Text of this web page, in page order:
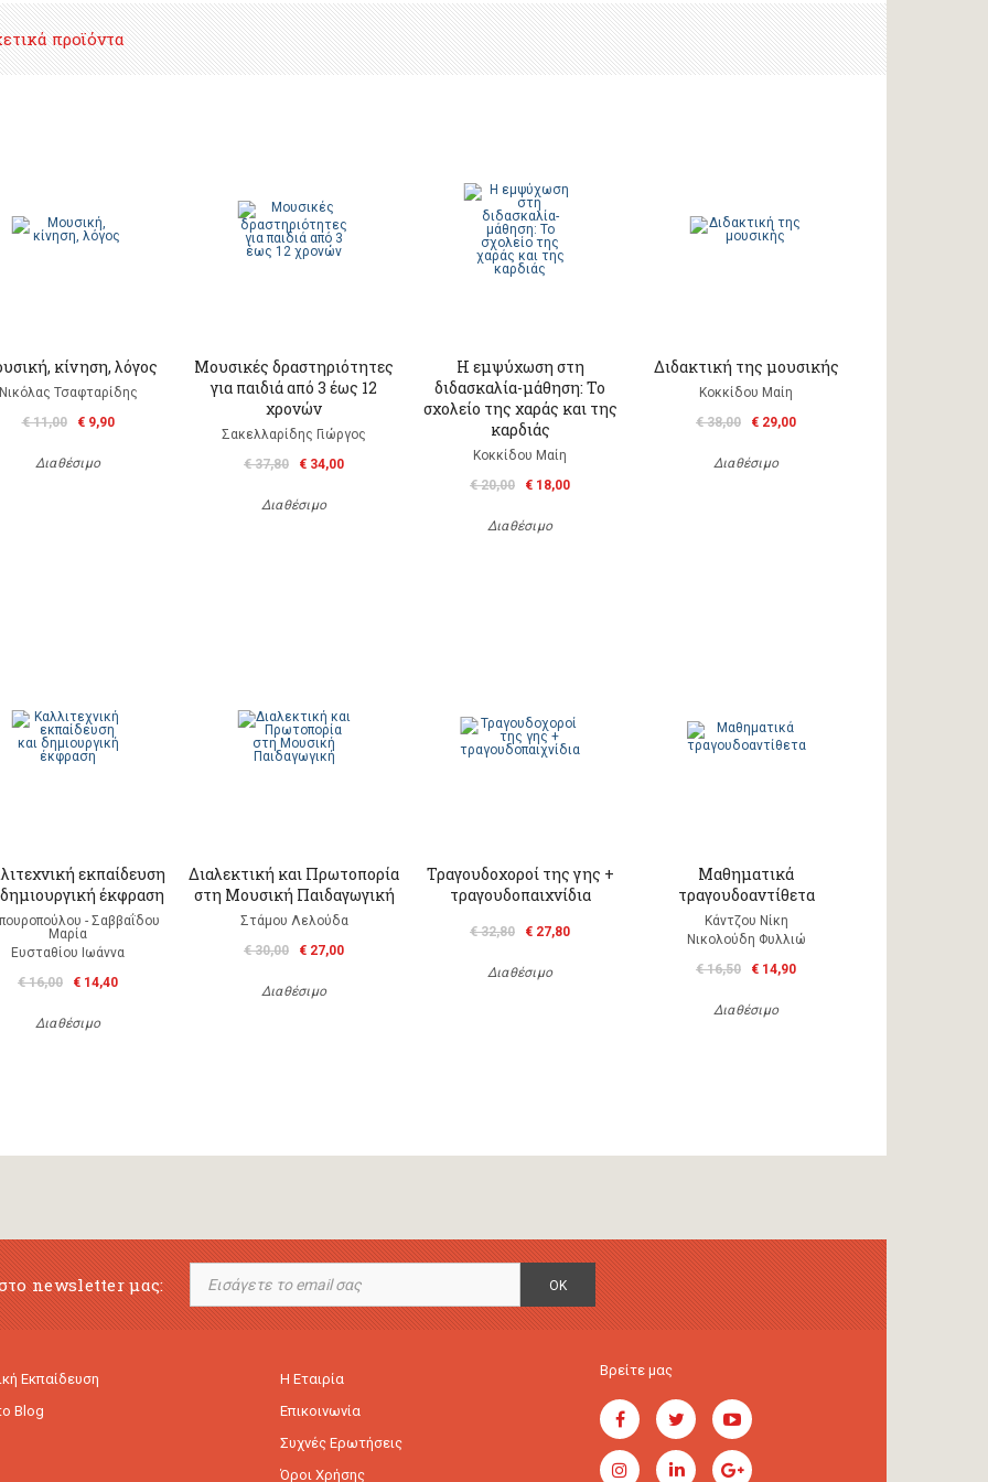
προϊόντα
κίνηση, λόγος
Τσαφταρίδης
€ 11,00
€ 9,90
Διαθέσιμο
Μουσικές δραστηριότητες
για παιδιά από 3 έως 12
χρονών
Σακελλαρίδης Γιώργος
€ 37,80
€ 34,00
Διαθέσιμο
Η εμψύχωση στη
διδασκαλία-μάθηση: Το
σχολείο της χαράς και της
καρδιάς
Κοκκίδου Μαίη
€ 20,00
€ 18,00
Διαθέσιμο
Διδακτική της μουσικής
Κοκκίδου Μαίη
€ 38,00
€ 29,00
Διαθέσιμο
εκπαίδευση
έκφραση
- Σαββαΐδου
Μαρία
Ευσταθίου Ιωάννα
€ 16,00
€ 14,40
Διαθέσιμο
Διαλεκτική και Πρωτοπορία
στη Μουσική Παιδαγωγική
Στάμου Λελούδα
€ 30,00
€ 27,00
Διαθέσιμο
Τραγουδοχοροί της γης +
τραγουδοπαιχνίδια
€ 32,80 € 27,80
Διαθέσιμο
Μαθηματικά
τραγουδοαντίθετα
Κάντζου Νίκη
Νικολούδη Φυλλιώ
€ 16,50
€ 14,90
Διαθέσιμο
newsletter μας: OK
Εκπαίδευση
Blog
Η Εταιρία
Επικοινωνία
Συχνές Ερωτήσεις
Όροι Χρήσης
Βρείτε μας